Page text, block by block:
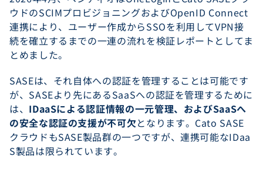
ウドのSCIMプロビジョニングおよびOpenID Connect
連携により、ユーザー作成からSSOを利用してVPN接
続を確立するまでの一連の流れを検証レポートとしてま
とめました。
SASEは、それ自体への認証を管理することは可能です
が、SASEより先にあるSaaSへの認証を管理するために
は、 IDaaSによる認証情報の一元管理、およびSaaSへ
の安全な認証の支援が不可欠となります。Cato SASE
クラウドもSASE製品群の一つですが、連携可能なIDaa
S製品は限られています。